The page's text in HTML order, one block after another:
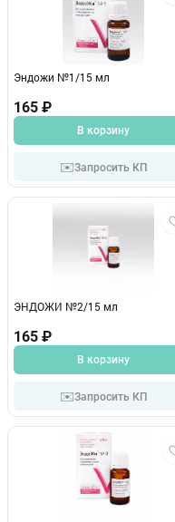
Эндожи №1/15 мл
165 ₽
В корзину
✉️Запросить КП
ЭНДОЖИ №2/15 мл
165 ₽
В корзину
✉️Запросить КП